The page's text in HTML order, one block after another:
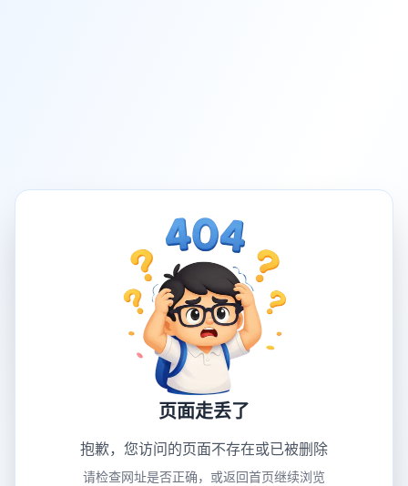
页面走丢了
抱歉，您访问的页面不存在或已被删除
请检查网址是否正确，或返回首页继续浏览